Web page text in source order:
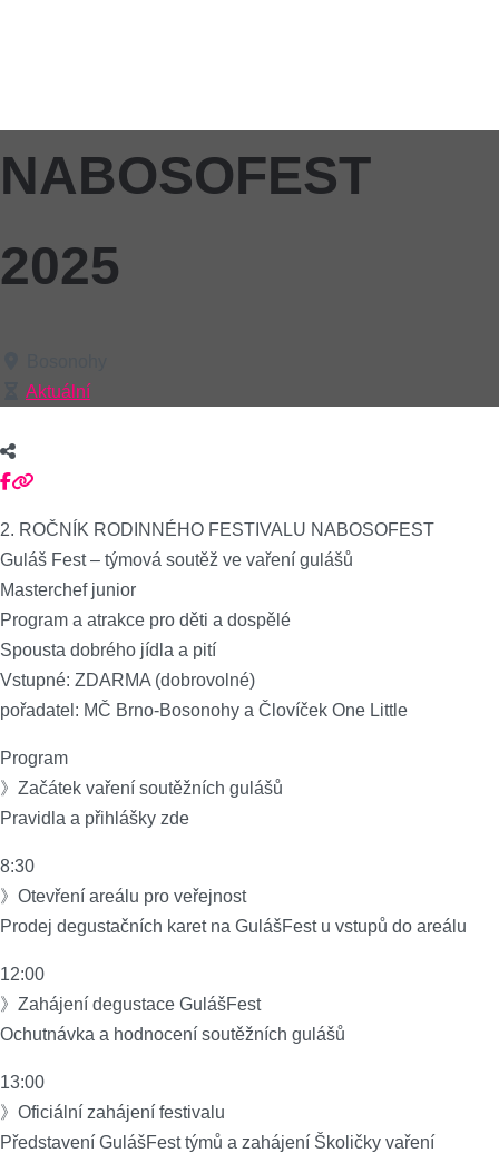
NABOSOFEST
2025
Aktuální
2. ROČNÍK RODINNÉHO FESTIVALU NABOSOFEST
Guláš Fest – týmová soutěž ve vaření gulášů
Masterchef junior
Program a atrakce pro děti a dospělé
Spousta dobrého jídla a pití
Vstupné: ZDARMA (dobrovolné)
pořadatel: MČ Brno-Bosonohy a Človíček One Little
Program
》Začátek vaření soutěžních gulášů
Pravidla a přihlášky zde
8:30
》Otevření areálu pro veřejnost
Prodej degustačních karet na GulášFest u vstupů do areálu
12:00
》Zahájení degustace GulášFest
Ochutnávka a hodnocení soutěžních gulášů
13:00
》Oficiální zahájení festivalu
Představení GulášFest týmů a zahájení Školičky vaření